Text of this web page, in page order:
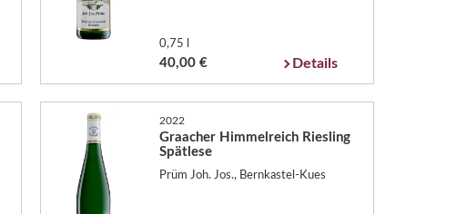
0,75 l
40,00 € Details
2022
Graacher Himmelreich Riesling
Spätlese
Prüm Joh. Jos., Bernkastel-Kues